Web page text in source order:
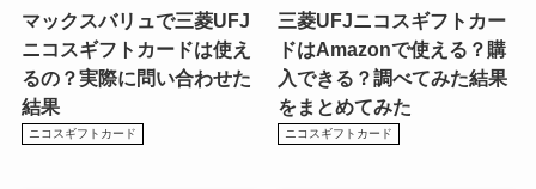
マックスバリュで三菱UFJ
ニコスギフトカードは使え
るの？実際に問い合わせた
結果
ニコスギフトカード
三菱UFJニコスギフトカー
ドはAmazonで使える？購
入できる？調べてみた結果
をまとめてみた
ニコスギフトカード